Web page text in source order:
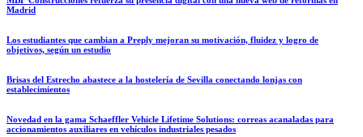
Madrid
Los estudiantes que cambian a Preply mejoran su motivación, fluidez y logro de
objetivos, según un estudio
Brisas del Estrecho abastece a la hostelería de Sevilla conectando lonjas con
establecimientos
Novedad en la gama Schaeffler Vehicle Lifetime Solutions: correas acanaladas para
accionamientos auxiliares en vehículos industriales pesados